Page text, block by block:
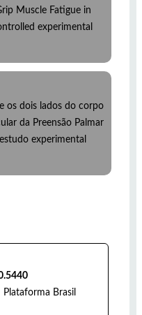
Muscle Fatigue in
experimental
os dois lados do corpo
da Preensão Palmar
experimental
Plataforma Brasil